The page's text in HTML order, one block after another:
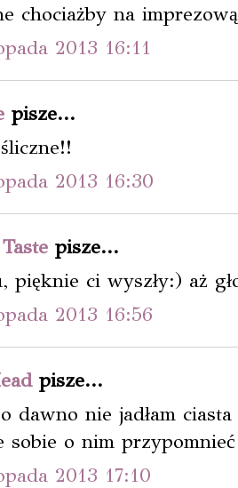
chociażby na
2013 16:11
pisze...
2013 16:30
pisze...
pięknie ci wyszły:) aż
2013 16:56
pisze...
dawno nie jadłam
sobie o nim
2013 17:10